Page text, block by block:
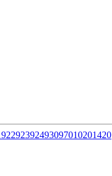
92292392493097010201420